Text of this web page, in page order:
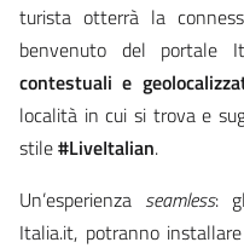
turista otterrà la
benvenuto del portale
contestuali e
località in cui si trova e
stile#LiveItalian.
Un’esperienza seamless:
Italia.it, potranno